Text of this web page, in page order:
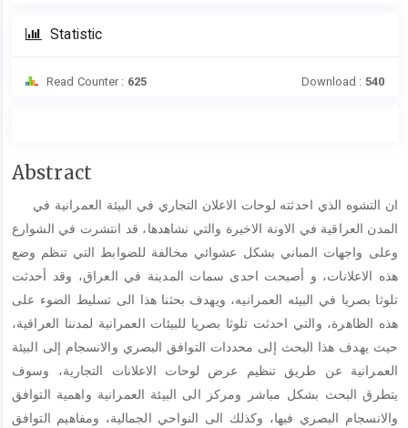
Statistic
Read Counter : 625 Download : 540
Main
Content
Abstract
المدن العراقية في الاونة الاخيرة والتي نشاهدها، قد انتشرت في الشوارع
وعلى واجهات المباني بشكل عشوائي مخالفة للضوابط التي تنظم وضع
هذه الاعلانات، و أصبحت احدى سمات المدينة في العراق، وقد أحدثت
تلوثا بصريا في البيئه العمرانيه، ويهدف بحثنا هذا الى تسليط الضوء على
هذه الظاهرة، والتي احدثت تلوثا بصريا للبيئات العمرانية لمدننا العراقية،
حيث يهدف هذا البحث إلى محددات التوافق البصري والانسجام إلى البيئة
العمرانية عن طريق تنظيم عرض لوحات الاعلانات التجارية، وسوف
يتطرق البحث بشكل مباشر ومركز الى البيئة العمرانية واهمية التوافق
والانسجام البصري فيها، وكذلك الى النواحي الجمالية، ومفاهيم التوافق